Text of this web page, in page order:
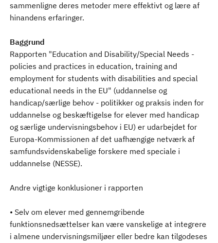
sammenligne deres metoder mere effektivt og lære af
hinandens erfaringer.
Baggrund
Rapporten "Education and Disability/Special Needs -
policies and practices in education, training and
employment for students with disabilities and special
educational needs in the EU" (uddannelse og
handicap/særlige behov - politikker og praksis inden for
uddannelse og beskæftigelse for elever med handicap
og særlige undervisningsbehov i EU) er udarbejdet for
Europa-Kommissionen af det uafhængige netværk af
samfundsvidenskabelige forskere med speciale i
uddannelse (NESSE).
Andre vigtige konklusioner i rapporten
• Selv om elever med gennemgribende
funktionsnedsættelser kan være vanskelige at integrere
i almene undervisningsmiljøer eller bedre kan tilgodeses